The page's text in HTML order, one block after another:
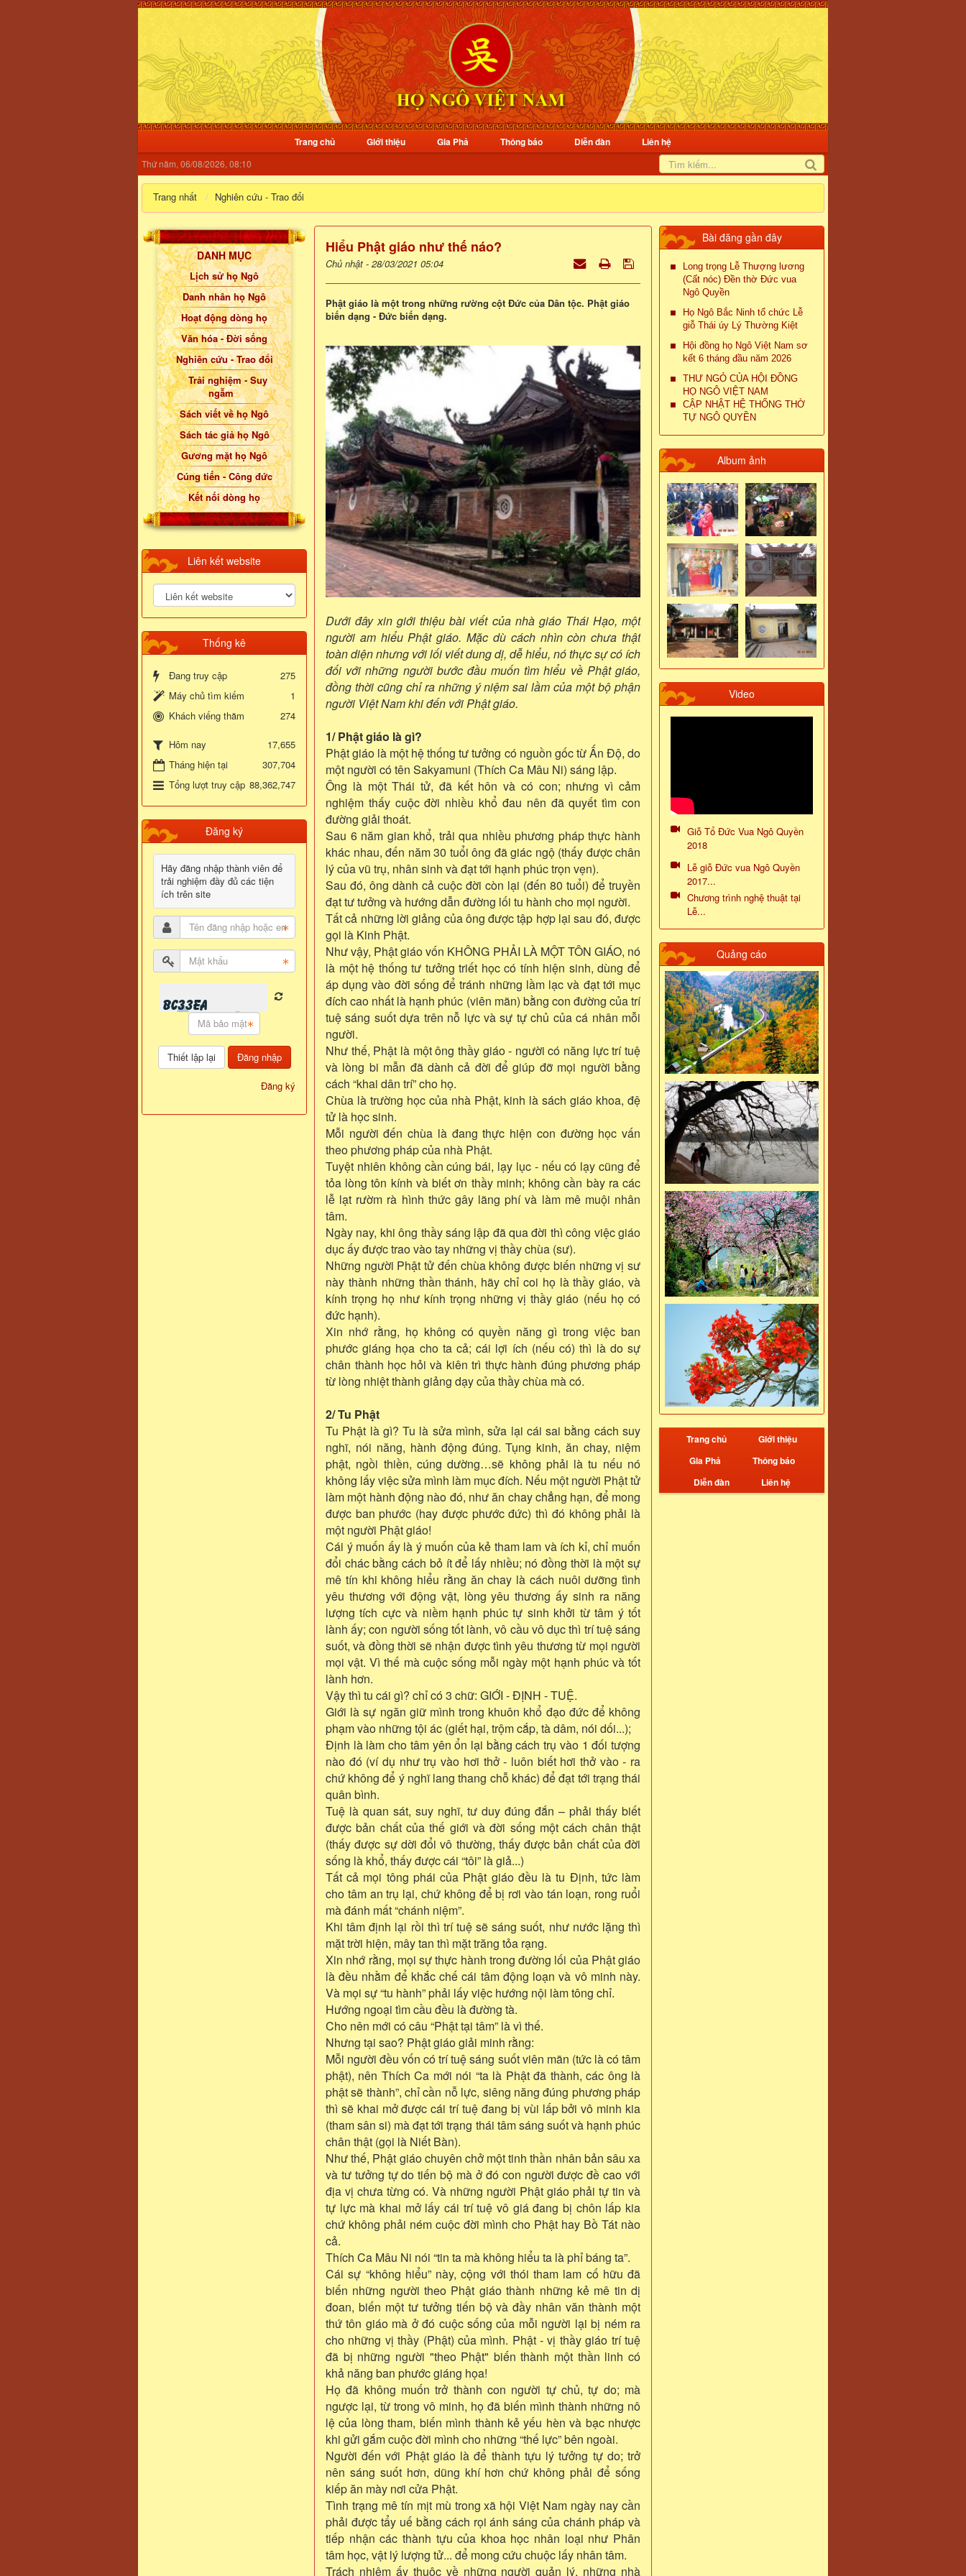
Trang chủ Giới thiệu Gia Phả Thông báo Diễn đàn Liên hệ
Thứ năm, 06/08/2026, 08:10
Trang nhất Nghiên cứu - Trao đổi
Hiểu Phật giáo như thế náo?
Chủ nhật - 28/03/2021 05:04
Phật giáo là một trong những rường cột Đức của Dân tộc. Phật giáo
biến dạng - Đức biến dạng.
Dưới đây xin giới thiệu bài viết của nhà giáo Thái Hạo, một
người am hiểu Phật giáo. Mặc dù cách nhìn còn chưa thật
toàn diện nhưng với lối viết dung dị, dễ hiểu, nó thực sự có ích
đối với những người bước đầu muốn tìm hiểu về Phật giáo,
đồng thời cũng chỉ ra những ý niệm sai lầm của một bộ phận
người Việt Nam khi đến với Phật giáo.
1/ Phật giáo là gì?
Phật giáo là một hệ thống tư tưởng có nguồn gốc từ Ấn Độ, do
một người có tên Sakyamuni (Thích Ca Mâu Ni) sáng lập.
Ông là một Thái tử, đã kết hôn và có con; nhưng vì cảm
nghiệm thấy cuộc đời nhiều khổ đau nên đã quyết tìm con
đường giải thoát.
Sau 6 năm gian khổ, trải qua nhiều phương pháp thực hành
khác nhau, đến năm 30 tuổi ông đã giác ngộ (thấy được chân
lý của vũ trụ, nhân sinh và đạt tới hạnh phúc trọn vẹn).
Sau đó, ông dành cả cuộc đời còn lại (đến 80 tuổi) để truyền
đạt tư tưởng và hướng dẫn đường lối tu hành cho mọi người.
Tất cả những lời giảng của ông được tập hợp lại sau đó, được
gọi là Kinh Phật.
Như vậy, Phật giáo vốn KHÔNG PHẢI LÀ MỘT TÔN GIÁO, nó
là một hệ thống tư tưởng triết học có tính hiện sinh, dùng để
áp dụng vào đời sống để tránh những lầm lạc và đạt tới mục
đích cao nhất là hạnh phúc (viên mãn) bằng con đường của trí
tuệ sáng suốt dựa trên nỗ lực và sự tự chủ của cá nhân mỗi
người.
Như thế, Phật là một ông thầy giáo - người có năng lực trí tuệ
và lòng bi mẫn đã dành cả đời để giúp đỡ mọi người bằng
cách “khai dân trí” cho họ.
Chùa là trường học của nhà Phật, kinh là sách giáo khoa, đệ
tử là học sinh.
Mỗi người đến chùa là đang thực hiện con đường học vấn
theo phương pháp của nhà Phật.
Tuyệt nhiên không cần cúng bái, lạy lục - nếu có lạy cũng để
tỏa lòng tôn kính và biết ơn thầy minh; không cần bày ra các
lễ lạt rườm rà hình thức gây lãng phí và làm mê muội nhân
tâm.
Ngày nay, khi ông thầy sáng lập đã qua đời thì công việc giáo
dục ấy được trao vào tay những vị thầy chùa (sư).
Những người Phật tử đến chùa không được biến những vị sư
này thành những thần thánh, hãy chỉ coi họ là thầy giáo, và
kính trọng họ như kính trọng những vị thầy giáo (nếu họ có
đức hạnh).
Xin nhớ rằng, họ không có quyền năng gì trong việc ban
phước giáng họa cho ta cả; cái lợi ích (nếu có) thì là do sự
chân thành học hỏi và kiên trì thực hành đúng phương pháp
từ lòng nhiệt thành giảng dạy của thầy chùa mà có.
2/ Tu Phật
Tu Phật là gì? Tu là sửa mình, sửa lại cái sai bằng cách suy
nghĩ, nói năng, hành động đúng. Tụng kinh, ăn chay, niệm
phật, ngồi thiền, cúng dường…sẽ không phải là tu nếu nó
không lấy việc sửa mình làm mục đích. Nếu một người Phật tử
làm một hành động nào đó, như ăn chay chẳng hạn, để mong
được ban phước (hay được phước đức) thì đó không phải là
một người Phật giáo!
Cái ý muốn ấy là ý muốn của kẻ tham lam và ích kỉ, chỉ muốn
đổi chác bằng cách bỏ ít để lấy nhiều; nó đồng thời là một sự
mê tín khi không hiểu rằng ăn chay là cách nuôi dưỡng tình
yêu thương với động vật, lòng yêu thương ấy sinh ra năng
lượng tích cực và niềm hạnh phúc tự sinh khởi từ tâm ý tốt
lành ấy; con người sống tốt lành, vô cầu vô dục thì trí tuệ sáng
suốt, và đồng thời sẽ nhận được tình yêu thương từ mọi người
mọi vật. Vì thế mà cuộc sống mỗi ngày một hạnh phúc và tốt
lành hơn.
Vậy thì tu cái gì? chỉ có 3 chữ: GIỚI - ĐỊNH - TUỆ.
Giới là sự ngăn giữ mình trong khuôn khổ đạo đức để không
phạm vào những tội ác (giết hại, trộm cắp, tà dâm, nói dối...);
Định là làm cho tâm yên ổn lại bằng cách trụ vào 1 đối tượng
nào đó (ví dụ như trụ vào hơi thở - luôn biết hơi thở vào - ra
chứ không để ý nghĩ lang thang chỗ khác) để đạt tới trạng thái
quân bình.
Tuệ là quan sát, suy nghĩ, tư duy đúng đắn – phải thấy biết
được bản chất của thế giới và đời sống một cách chân thật
(thấy được sự dời đổi vô thường, thấy được bản chất của đời
sống là khổ, thấy được cái “tôi” là giả...)
Tất cả mọi tông phái của Phật giáo đều là tu Định, tức làm
cho tâm an trụ lại, chứ không để bị rơi vào tán loạn, rong ruổi
mà đánh mất “chánh niệm”.
Khi tâm định lại rồi thì trí tuệ sẽ sáng suốt, như nước lặng thì
mặt trời hiện, mây tan thì mặt trăng tỏa rạng.
Xin nhớ rằng, mọi sự thực hành trong đường lối của Phật giáo
là đều nhằm để khắc chế cái tâm động loạn và vô minh này.
Và mọi sự “tu hành” phải lấy việc hướng nội làm tông chỉ.
Hướng ngoại tìm cầu đều là đường tà.
Cho nên mới có câu “Phật tại tâm” là vì thế.
Nhưng tại sao? Phật giáo giải minh rằng:
Mỗi người đều vốn có trí tuệ sáng suốt viên mãn (tức là có tâm
phật), nên Thích Ca mới nói “ta là Phật đã thành, các ông là
phật sẽ thành”, chỉ cần nỗ lực, siêng năng đúng phương pháp
thì sẽ khai mở được cái trí tuệ đang bị vùi lấp bởi vô minh kia
(tham sân si) mà đạt tới trạng thái tâm sáng suốt và hạnh phúc
chân thật (gọi là Niết Bàn).
Như thế, Phật giáo chuyên chở một tinh thần nhân bản sâu xa
và tư tưởng tự do tiến bộ mà ở đó con người được đề cao với
địa vị chưa từng có. Và những người Phật giáo phải tự tin và
tự lực mà khai mở lấy cái trí tuệ vô giá đang bị chôn lấp kia
chứ không phải ném cuộc đời mình cho Phật hay Bồ Tát nào
cả.
Thích Ca Mâu Ni nói “tin ta mà không hiểu ta là phỉ báng ta”.
Cái sự “không hiểu” này, cộng với thói tham lam cố hữu đã
biến những người theo Phật giáo thành những kẻ mê tin dị
đoan, biến một tư tưởng tiến bộ và đầy nhân văn thành một
thứ tôn giáo mà ở đó cuộc sống của mỗi người lại bị ném ra
cho những vị thầy (Phật) của mình. Phật - vị thầy giáo trí tuệ
đã bị những người "theo Phật" biến thành một thần linh có
khả năng ban phước giáng họa!
Họ đã không muốn trở thành con người tự chủ, tự do; mà
ngược lại, từ trong vô minh, họ đã biến mình thành những nô
lệ của lòng tham, biến mình thành kẻ yếu hèn và bạc nhược
khi gửi gắm cuộc đời mình cho những “thế lực” bên ngoài.
Người đến với Phật giáo là để thành tựu lý tưởng tự do; trở
nên sáng suốt hơn, dũng khí hơn chứ không phải để sống
kiếp ăn mày nơi cửa Phật.
Tình trạng mê tín mịt mù trong xã hội Việt Nam ngày nay cần
phải được tẩy uế bằng cách rọi ánh sáng của chánh pháp và
tiếp nhận các thành tựu của khoa học nhân loại như Phân
tâm học, vật lý lượng tử... để mong cứu chuộc lấy nhân tâm.
Trách nhiệm ấy thuộc về những người quản lý, những nhà
Bài đăng gần đây
Long trọng Lễ Thượng lương
(Cất nóc) Đền thờ Đức vua
Ngô Quyền
Họ Ngô Bắc Ninh tổ chức Lễ
giỗ Thái úy Lý Thường Kiệt
Hội đồng họ Ngô Việt Nam sơ
kết 6 tháng đầu năm 2026
THƯ NGỎ CỦA HỘI ĐỒNG
HỌ NGÔ VIỆT NAM
CẬP NHẬT HỆ THỐNG THỜ
TỰ NGÔ QUYỀN
Album ảnh
Video
Giỗ Tổ Đức Vua Ngô Quyền
2018
Lễ giỗ Đức vua Ngô Quyền
2017...
Chương trình nghệ thuật tại
Lễ...
Quảng cáo
Trang chủ
Giới thiệu
Gia Phả
Thông báo
Diễn đàn
Liên hệ
DANH MỤC
Lịch sử họ Ngô
Danh nhân họ Ngô
Hoạt động dòng họ
Văn hóa - Đời sống
Nghiên cứu - Trao đổi
Trải nghiệm - Suy
ngẫm
Sách viết về họ Ngô
Sách tác giả họ Ngô
Gương mặt họ Ngô
Cúng tiến - Công đức
Kết nối dòng họ
Liên kết website
Thống kê
Đang truy cập
275
Máy chủ tìm kiếm
1
Khách viếng thăm
274
Hôm nay
17,655
Tháng hiện tại
307,704
Tổng lượt truy cập 88,362,747
Đăng ký
Hãy đăng nhập thành viên để
trải nghiệm đầy đủ các tiện
ích trên site
Đăng nhập
Đăng ký